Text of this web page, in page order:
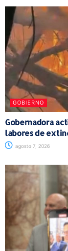
GOBIERNO
Gobernadora
labores de
agosto 7, 2026